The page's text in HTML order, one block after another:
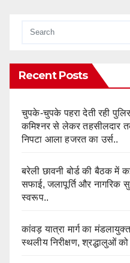
Recent Posts
चुपके-चुपके पहरा देती रही
कमिश्नर से लेकर तहसीलदार
निपटा आला हजरत का उर्स..
बरेली छावनी बोर्ड की बैठक में
सफाई, जलापूर्ति और नागरिक
स्वरूप..
कांवड़ यात्रा मार्ग का
स्थलीय निरीक्षण, श्रद्धालुओं